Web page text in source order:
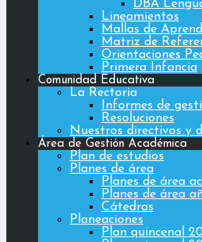
DBA
Lineamientos
Mallas de
Matriz de
Orientaciones
Primera Infancia
Comunidad Educativa
La Rectoria
Informes de
Resoluciones
Nuestros directivos y
Área de Gestión Académica
Plan de estudios
Planes de área
Planes de área
Planes de área
Cátedras
Planeaciones
Plan quincenal